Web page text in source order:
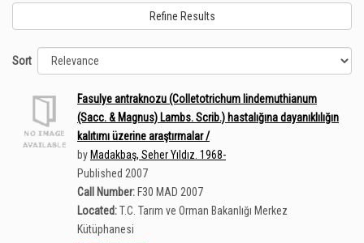
Refine Results
Sort
Fasulye antraknozu (Colletotrichum lindemuthianum
(Sacc. & Magnus) Lambs. Scrib.) hastalığına dayanıklılığın
kalıtımı üzerine araştırmalar /
by Madakbaş, Seher Yıldız. 1968-
Published 2007
Call Number: F30 MAD 2007
Located:T.C. Tarım ve Orman Bakanlığı Merkez
Kütüphanesi